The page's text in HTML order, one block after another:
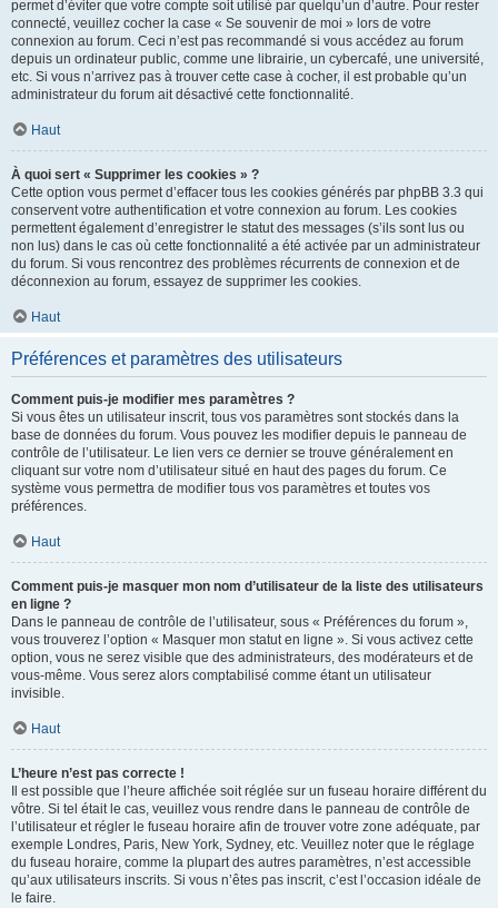
permet d’éviter que votre compte soit utilisé par quelqu’un d’autre. Pour rester
connecté, veuillez cocher la case « Se souvenir de moi » lors de votre
connexion au forum. Ceci n’est pas recommandé si vous accédez au forum
depuis un ordinateur public, comme une librairie, un cybercafé, une université,
etc. Si vous n’arrivez pas à trouver cette case à cocher, il est probable qu’un
administrateur du forum ait désactivé cette fonctionnalité.
Haut
À quoi sert « Supprimer les cookies » ?
Cette option vous permet d’effacer tous les cookies générés par phpBB 3.3 qui
conservent votre authentification et votre connexion au forum. Les cookies
permettent également d’enregistrer le statut des messages (s’ils sont lus ou
non lus) dans le cas où cette fonctionnalité a été activée par un administrateur
du forum. Si vous rencontrez des problèmes récurrents de connexion et de
déconnexion au forum, essayez de supprimer les cookies.
Haut
Préférences et paramètres des utilisateurs
Comment puis-je modifier mes paramètres ?
Si vous êtes un utilisateur inscrit, tous vos paramètres sont stockés dans la
base de données du forum. Vous pouvez les modifier depuis le panneau de
contrôle de l’utilisateur. Le lien vers ce dernier se trouve généralement en
cliquant sur votre nom d’utilisateur situé en haut des pages du forum. Ce
système vous permettra de modifier tous vos paramètres et toutes vos
préférences.
Haut
Comment puis-je masquer mon nom d’utilisateur de la liste des utilisateurs
en ligne ?
Dans le panneau de contrôle de l’utilisateur, sous « Préférences du forum »,
vous trouverez l’option « Masquer mon statut en ligne ». Si vous activez cette
option, vous ne serez visible que des administrateurs, des modérateurs et de
vous-même. Vous serez alors comptabilisé comme étant un utilisateur
invisible.
Haut
L’heure n’est pas correcte !
Il est possible que l’heure affichée soit réglée sur un fuseau horaire différent du
vôtre. Si tel était le cas, veuillez vous rendre dans le panneau de contrôle de
l’utilisateur et régler le fuseau horaire afin de trouver votre zone adéquate, par
exemple Londres, Paris, New York, Sydney, etc. Veuillez noter que le réglage
du fuseau horaire, comme la plupart des autres paramètres, n’est accessible
qu’aux utilisateurs inscrits. Si vous n’êtes pas inscrit, c’est l’occasion idéale de
le faire.